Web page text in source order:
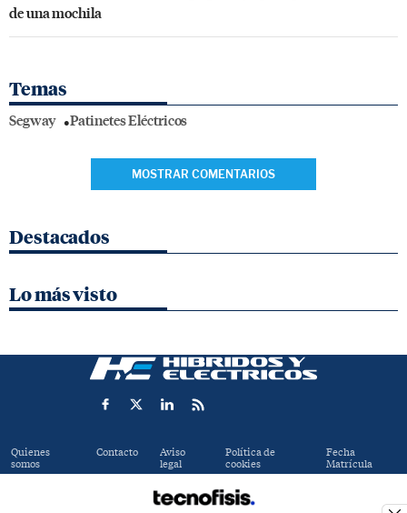
de una mochila
Temas
Segway Patinetes Eléctricos
MOSTRAR COMENTARIOS
Destacados
Lo más visto
Quienes
somos
Contacto Aviso
legal
Política de
cookies
Fecha
Matrícula